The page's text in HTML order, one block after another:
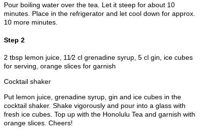
Pour boiling water over the tea. Let it steep for about 10
minutes. Place in the refrigerator and let cool down for approx.
10 more minutes.
Step 2
2 tbsp lemon juice, 11⁄2 cl grenadine syrup, 5 cl gin, ice cubes
for serving, orange slices for garnish
Cocktail shaker
Put lemon juice, grenadine syrup, gin and ice cubes in the
cocktail shaker. Shake vigorously and pour into a glass with
fresh ice cubes. Top up with the Honolulu Tea and garnish with
orange slices. Cheers!